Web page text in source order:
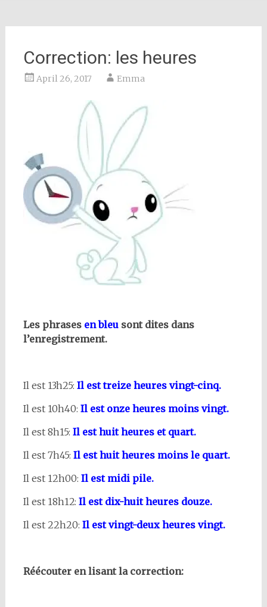
Correction: les heures
April 26, 2017 Emma
Les phrases en bleusont dites dans
l’enregistrement.
Il est 13h25: Il est treize heures vingt-cinq.
Il est 10h40: Il est onze heures moins vingt.
Il est 8h15: Il est huit heures et quart.
Il est 7h45: Il est huit heures moins le quart.
Il est 12h00: Il est midi pile.
Il est 18h12: Il est dix-huit heures douze.
Il est 22h20: Il est vingt-deux heures vingt.
Réécouter en lisant la correction: